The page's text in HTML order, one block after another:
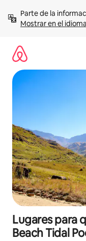
contenidoMostrar en el
Lugares para
Beach Tidal